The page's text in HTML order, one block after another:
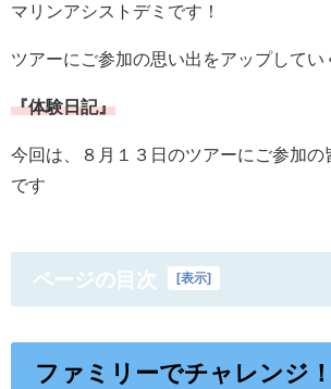
マリンアシストデミです！
ツアーにご参加の思い出をアップしてい
『体験日記』
今回は、８月１３日のツアーにご参加の
です
ページの目次 [表示]
ファミリーでチャレンジ